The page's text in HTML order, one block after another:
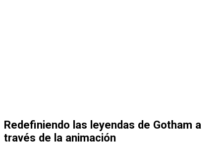
Redefiniendo las leyendas de Gotham a
través de la animación